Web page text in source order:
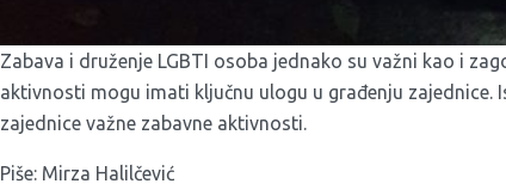
Zabava i druženje LGBTI osoba jednako su važni kao i
aktivnosti mogu imati ključnu ulogu u građenju zajednice.
zajednice važne zabavne aktivnosti.
Piše: Mirza Halilčević